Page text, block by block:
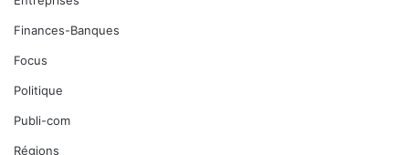
Finances-Banques
Focus
Politique
Publi-com
Régions